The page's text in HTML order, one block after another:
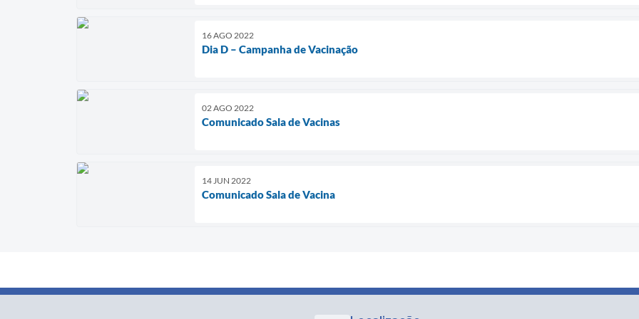
16 AGO 2022
Dia D – Campanha de Vacinação
02 AGO 2022
Comunicado Sala de Vacinas
14 JUN 2022
Comunicado Sala de Vacina